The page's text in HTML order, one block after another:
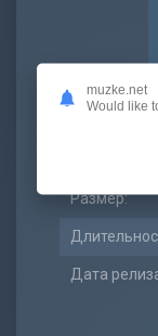
Размер:
Дата
muzke.net
Would like